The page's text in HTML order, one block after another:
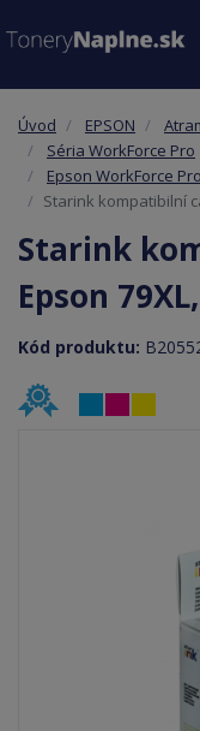
Úvod EPSON
Séria WorkForce Pro
Epson WorkForce
Starink kompatibilní
Starink
Epson
Kód produktu: